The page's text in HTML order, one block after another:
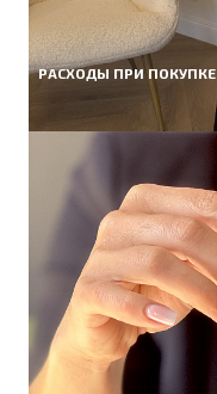
РАСХОДЫ ПРИ ПОКУПКЕ